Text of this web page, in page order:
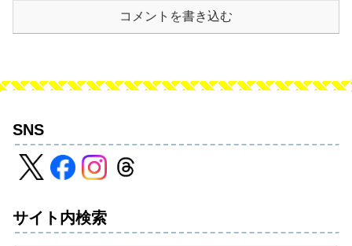
コメントを書き込む
SNS
サイト内検索